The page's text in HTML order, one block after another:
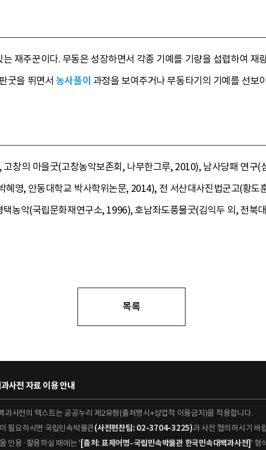
재주꾼이다. 무동은 성장하면서 각종 기예를 기량을 섭렵하여
굿을 뛰면서 농사풀이 과정을 보여주거나 무동타기의 기예를 선보
창의 마을굿(고창농악보존회, 나무한그루, 2010), 남사당패 연구
혜영, 안동대학교 박사학위논문, 2014), 전 서산대사진법군고(황
농악(국립문화재연구소, 1996), 호남좌도풍물굿(김익두 외, 전북
목록
사전 자료 이용 안내
과사전의 텍스트는 공공누리 제2유형(출처명시+상업적 이용금지)을 적용합니다.
필요하시면 국립민속박물관(사전편찬팀: 02-3704-3225)과 사전 협의하시기 바
인용·활용하실 때에는 ' [출처: 표제어명–국립민속박물관 한국민속대백과사전] ' 형